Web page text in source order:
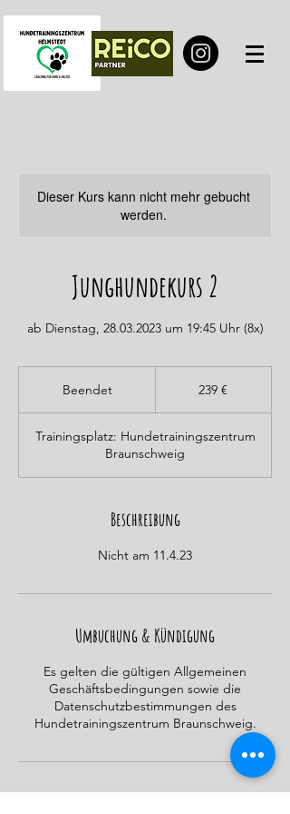
Dieser Kurs kann nicht mehr gebucht
werden.
Junghundekurs 2
ab Dienstag, 28.03.2023 um 19:45 Uhr (8x)
BeendetB
n
d
e
239 €
Trainingsplatz: Hundetrainingszentrum
Braunschweig
Beschreibung
Nicht am 11.4.23
Umbuchung & Kündigung
Es gelten die gültigen Allgemeinen
Geschäftsbedingungen sowie die
Datenschutzbestimmungen des
Hundetrainingszentrum Braunschweig.